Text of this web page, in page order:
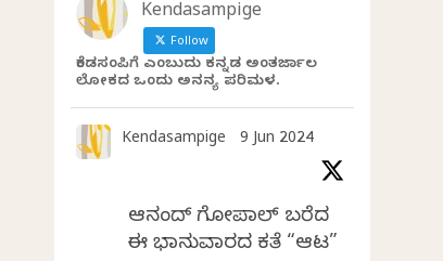
Kendasampige
Follow
ಕೆಂಡಸಂಪಿಗೆ ಎಂಬುದು ಕನ್ನಡ ಅಂತರ್ಜಾಲ
ಲೋಕದ ಒಂದು ಅನನ್ಯ ಪರಿಮಳ.
Kendasampige 9 Jun 2024
ಆನಂದ್‌ ಗೋಪಾಲ್‌ ಬರೆದ
ಈ ಭಾನುವಾರದ ಕತೆ “ಆಟ”